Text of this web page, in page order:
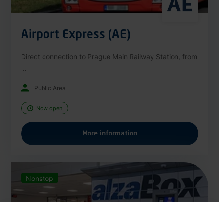
Airport Express (AE)
Direct connection to Prague Main Railway Station, from
Public Area
Now open
More information
Nonstop